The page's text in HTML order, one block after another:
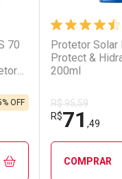
70
OFF
Protetor Solar
Protect &
200ml
R$ 95,59
R$71 ,49
COMPRAR